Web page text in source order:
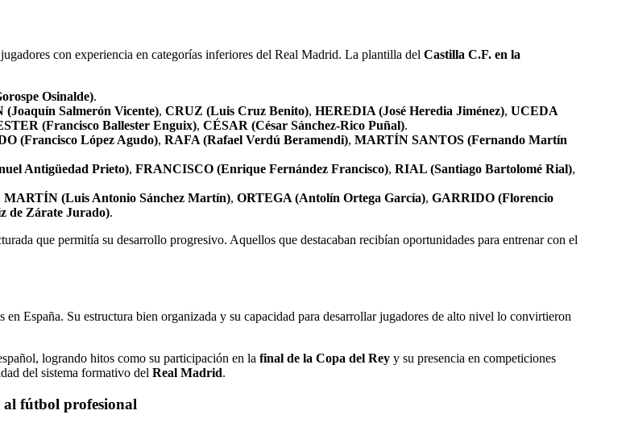
con experiencia en categorías inferiores del Real Madrid. La plantilla del Castilla C.F. en la
Osinalde).
Salmerón Vicente), CRUZ (Luis Cruz Benito), HEREDIA (José Heredia Jiménez), UCEDA
(Francisco Ballester Enguix), CÉSAR (César Sánchez-Rico Puñal).
(Francisco López Agudo), RAFA (Rafael Verdú Beramendi), MARTÍN SANTOS (Fernando Martín
Antigüedad Prieto), FRANCISCO (Enrique Fernández Francisco), RIAL (Santiago Bartolomé Rial),
(Luis Antonio Sánchez Martín), ORTEGA (Antolín Ortega García), GARRIDO (Florencio
de Zárate Jurado).
que permitía su desarrollo progresivo. Aquellos que destacaban recibían oportunidades para entrenar con el
en España. Su estructura bien organizada y su capacidad para desarrollar jugadores de alto nivel lo convirtieron
logrando hitos como su participación en la final de la Copa del Rey y su presencia en competiciones
del sistema formativo del Real Madrid.
al fútbol profesional